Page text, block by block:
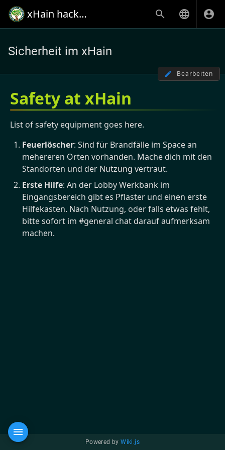
xHain hack+makespace
Sicherheit im xHain
Bearbeiten
Safety at xHain
List of safety equipment goes here.
Feuerlöscher: Sind für Brandfälle im Space an
mehereren Orten vorhanden. Mache dich mit den
Standorten und der Nutzung vertraut.
Erste Hilfe: An der Lobby Werkbank im
Eingangsbereich gibt es Pflaster und einen erste
Hilfekasten. Nach Nutzung, oder falls etwas fehlt,
bitte sofort im #general chat darauf aufmerksam
machen.
Powered byWiki.js